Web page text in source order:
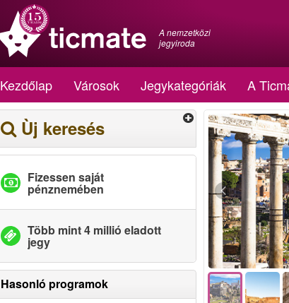
A nemzetközi
jegyiroda
Kezdőlap Városok Jegykategóriák A
Ùj keresés
Fizessen saját
pénznemében
Több mint 4 millió eladott
jegy
Hasonló programok